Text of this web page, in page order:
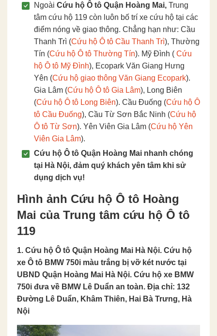
Ngoài Cứu hộ Ô tô Quận Hoàng Mai, Trung
tâm cứu hộ 119 còn luôn bố trí xe cứu hộ tại các
điểm nóng về giao thông. Chẳng hạn như: Cầu
Thanh Trì (Cứu hộ Ô tô Cầu Thanh Trì), Thường
Tín (Cứu hộ Ô tô Thường Tín). Mỹ Đình ( Cứu
hộ Ô tô Mỹ Đình), Ecopark Văn Giang Hưng
Yên (Cứu hộ giao thông Văn Giang Ecopark).
Gia Lâm (Cứu hộ Ô tô Gia Lâm), Long Biên
(Cứu hộ Ô tô Long Biên). Cầu Đuống (Cứu hộ Ô
tô Cầu Đuống), Cầu Từ Sơn Bắc Ninh (Cứu hộ
Ô tô Từ Sơn). Yên Viên Gia Lâm (Cứu hộ Yên
Viên Gia Lâm).
Cứu hộ Ô tô Quận Hoàng Mai nhanh chóng
tại Hà Nội, đảm quý khách yên tâm khi sử
dụng dịch vụ!
Hình ảnh Cứu hộ Ô tô Hoàng
Mai của Trung tâm cứu hộ Ô tô
119
1. Cứu hộ Ô tô Quận Hoàng Mai Hà Nội. Cứu hộ
xe Ô tô BMW 750i màu trắng bị vỡ két nước tại
UBND Quận Hoàng Mai Hà Nội. Cứu hộ xe BMW
750i đưa về BMW Lê Duẩn an toàn. Địa chỉ: 132
Đường Lê Duẩn, Khâm Thiên, Hai Bà Trưng, Hà
Nội